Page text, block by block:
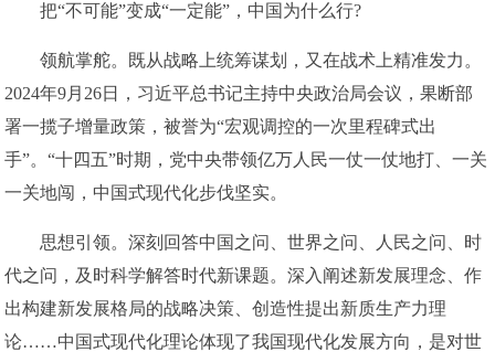
把“不可能”变成“一定能”，中国为什么行?
领航掌舵。既从战略上统筹谋划，又在战术上精准发力。
2024年9月26日，习近平总书记主持中央政治局会议，果断部
署一揽子增量政策，被誉为“宏观调控的一次里程碑式出
手”。“十四五”时期，党中央带领亿万人民一仗一仗地打、一关
一关地闯，中国式现代化步伐坚实。
思想引领。深刻回答中国之问、世界之问、人民之问、时
代之问，及时科学解答时代新课题。深入阐述新发展理念、作
出构建新发展格局的战略决策、创造性提出新质生产力理
论……中国式现代化理论体现了我国现代化发展方向，是对世